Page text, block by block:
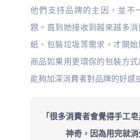
他們支持品牌的主因，並不
題。直到她接收到越來越多
紙、包裝垃圾等需求，才開
商品如果用更環保的包裝方
能夠加深消費者對品牌的好感
「很多消費者會覺得手工
神奇，因為用完就消